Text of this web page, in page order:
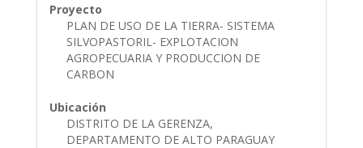
Proyecto
PLAN DE USO DE LA TIERRA- SISTEMA
SILVOPASTORIL- EXPLOTACION
AGROPECUARIA Y PRODUCCION DE
CARBON
Ubicación
DISTRITO DE LA GERENZA,
DEPARTAMENTO DE ALTO PARAGUAY